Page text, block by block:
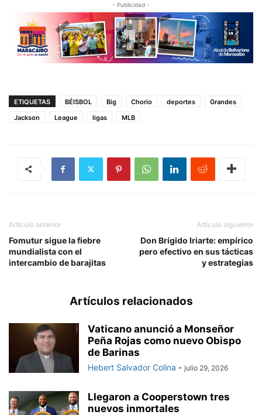
- Publicidad -
ETIQUETAS BÉISBOL Big Chorio deportes
Grandes
Jackson
League ligas MLB
Artículo anterior
Fomutur sigue la fiebre
mundialista con el
intercambio de barajitas
Artículo siguiente
Don Brígido Iriarte: empírico
pero efectivo en sus tácticas
y estrategias
Artículos relacionados
Vaticano anunció a Monseñor
Peña Rojas como nuevo Obispo
de Barinas
Hebert Salvador Colina - julio 29, 2026
Llegaron a Cooperstown tres
nuevos inmortales